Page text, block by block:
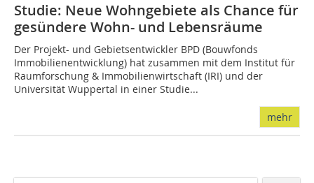
Studie: Neue Wohngebiete als Chance für
gesündere Wohn- und Lebensräume
Der Projekt- und Gebietsentwickler BPD (Bouwfonds
Immobilienentwicklung) hat zusammen mit dem Institut für
Raumforschung & Immobilienwirtschaft (IRI) und der
Universität Wuppertal in einer Studie...
mehr